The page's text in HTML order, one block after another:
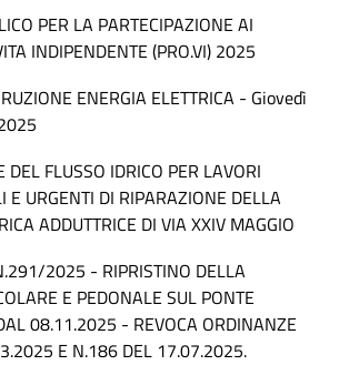
PER LA PARTECIPAZIONE AI
INDIPENDENTE (PRO.VI) 2025
ENERGIA ELETTRICA - Giovedì
DEL FLUSSO IDRICO PER LAVORI
E URGENTI DI RIPARAZIONE DELLA
ADDUTTRICE DI VIA XXIV MAGGIO
2025 - RIPRISTINO DELLA
E PEDONALE SUL PONTE
08.11.2025 - REVOCA ORDINANZE
E N.186 DEL 17.07.2025.